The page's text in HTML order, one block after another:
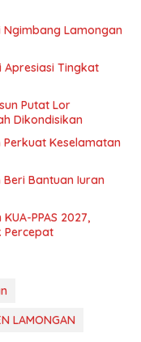
Ngimbang Lamongan
Apresiasi Tingkat
Putat Lor
Dikondisikan
Perkuat Keselamatan
Beri Bantuan Iuran
PPAS 2027,
Percepat
LAMONGAN